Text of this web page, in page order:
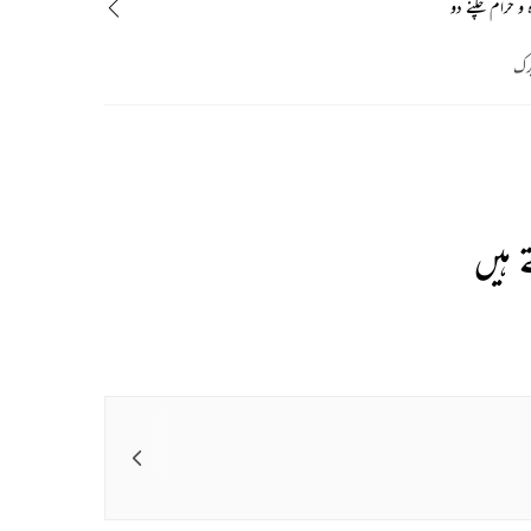
حرام چلنے دو